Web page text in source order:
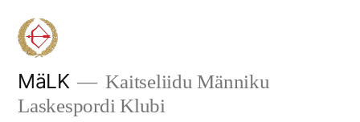
Skip
content
MäLK
Kaitseliidu Männiku
Laskespordi Klubi